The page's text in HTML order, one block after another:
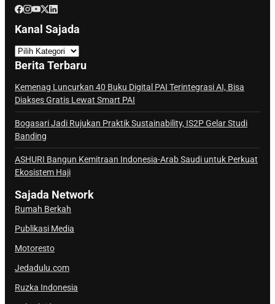
Kanal Sajada
a
n
a
l
a
j
a
d
a
Berita Terbaru
Kemenag Luncurkan 40 Buku Digital PAI Terintegrasi AI, Bisa
Diakses Gratis Lewat Smart PAI
Bogasari Jadi Rujukan Praktik Sustainability, IS2P Gelar Studi
Banding
ASHURI Bangun Kemitraan Indonesia-Arab Saudi untuk Perkuat
Ekosistem Haji
Sajada Network
Rumah Berkah
Publikasi Media
Motoresto
Jedadulu.com
Ruzka Indonesia